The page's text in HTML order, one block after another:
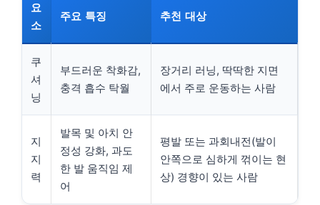
요
소
주요 특징 추천 대상
쿠
셔
닝
부드러운 착화감,
충격 흡수 탁월
장거리 러닝, 딱딱한 지면
에서 주로 운동하는 사람
지
지
력
발목 및 아치 안
정성 강화, 과도
한 발 움직임 제
어
평발 또는 과회내전(발이
안쪽으로 심하게 꺾이는 현
상) 경향이 있는 사람